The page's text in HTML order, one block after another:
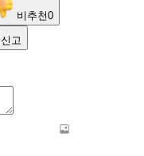
비추천0
신고